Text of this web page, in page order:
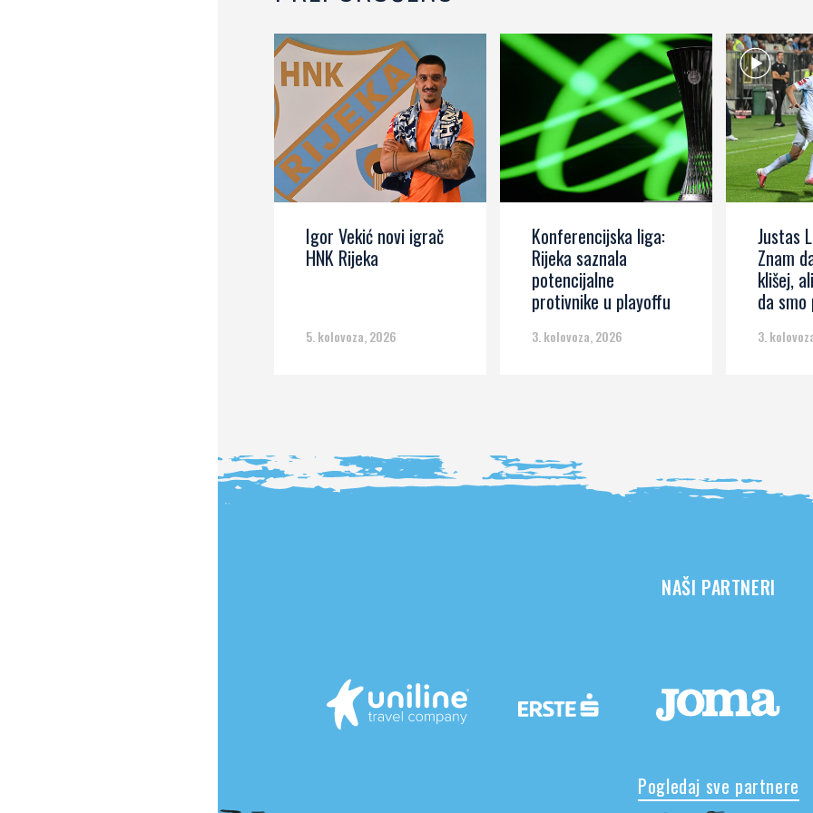
Igor Vekić novi igrač
HNK Rijeka
5. kolovoza, 2026
Konferencijska liga:
Rijeka saznala
potencijalne
protivnike u playoffu
3. kolovoza, 2026
Justas
Znam
klišej,
da
3.
NAŠI PARTNERI
Pogledaj sve partnere